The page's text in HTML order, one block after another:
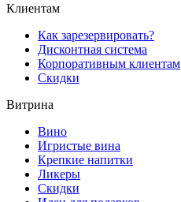
Клиентам
Как зарезервировать?
Дисконтная система
Корпоративным клиентам
Скидки
Витрина
Вино
Игристые вина
Крепкие напитки
Ликеры
Скидки